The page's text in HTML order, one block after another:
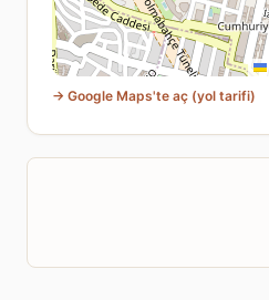
→ Google Maps'te aç (yol tarifi)